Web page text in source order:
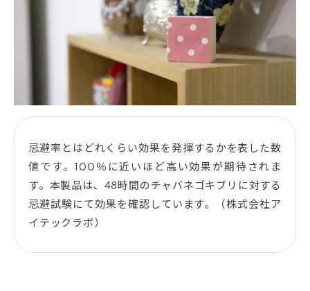
忌避率とはどれくらい効果を発揮するかを表した数
値です。100％に近いほど高い効果が期待されま
す。本製品は、48時間のチャバネゴキブリに対する
忌避試験にて効果を確認しています。（株式会社ア
イテックラボ）